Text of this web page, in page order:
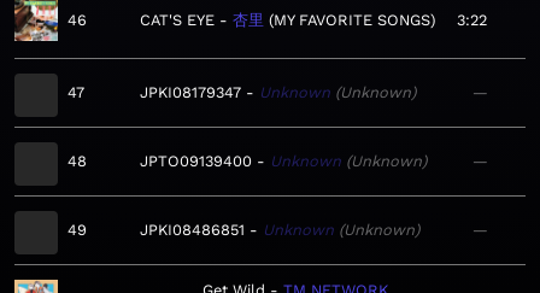
46 CAT'S EYE 杏里 MY FAVORITE SONGS 3:22
47 JPKI08179347 Unknown Unknown —
48 JPTO09139400 Unknown Unknown —
49 JPKI08486851 Unknown Unknown —